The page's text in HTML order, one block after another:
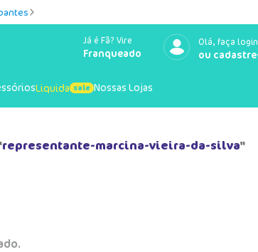
Já é Fã? Vire
Franqueado
Olá, faça login
Liquida Nossas Lojas
representante-marcina-vieira-da-silva"